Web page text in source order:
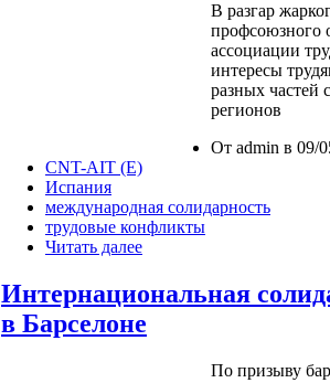
В разгар
профсоюзного
ассоциации
интересы
разных частей
регионов
От admin в 09/
CNT-AIT (E)
Испания
международная солидарность
трудовые конфликты
Читать далее
Интернациональная
в Барселоне
По призыву